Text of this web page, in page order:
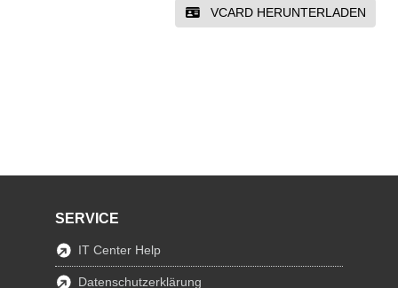
VCARD HERUNTERLADEN
SERVICE
IT Center Help
Datenschutzerklärung